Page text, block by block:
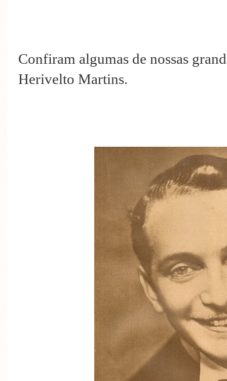
Confiram algumas de nossas
Herivelto Martins.